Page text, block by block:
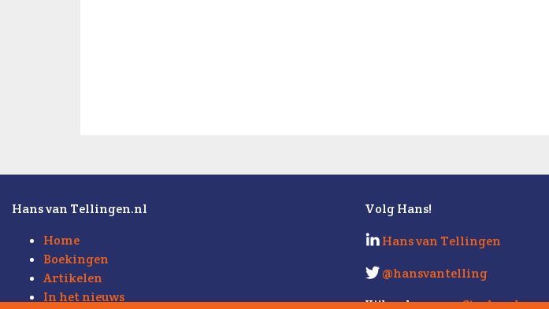
Hans van Tellingen.nl
Home
Boekingen
Artikelen
In het nieuws
Volg Hans!
Hans van Tellingen
@hansvantelling
Kijk ook eens opStrabo.nl.